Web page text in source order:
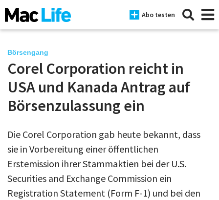
Abo testen
News
iPhone
iPad
Tests
Tipps
Börsengang
Corel Corporation reicht in
USA und Kanada Antrag auf
Börsenzulassung ein
Die Corel Corporation gab heute bekannt, dass
sie in Vorbereitung einer öffentlichen
Erstemission ihrer Stammaktien bei der U.S.
Securities and Exchange Commission ein
Registration Statement (Form F-1) und bei den